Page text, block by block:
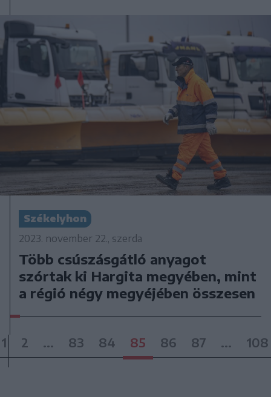
Székelyhon
2023. november 22., szerda
Több csúszásgátló anyagot
szórtak ki Hargita megyében, mint
a régió négy megyéjében összesen
1 2 ... 83 84 85 86 87 ... 108